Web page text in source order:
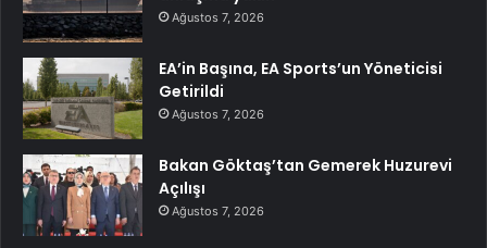
Ağustos 7, 2026
EA’in Başına, EA Sports’un Yöneticisi
Getirildi
Ağustos 7, 2026
Bakan Göktaş’tan Gemerek Huzurevi
Açılışı
Ağustos 7, 2026